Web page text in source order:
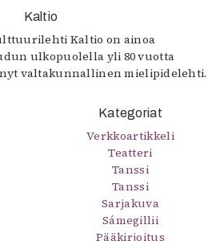
Kaltio
Kaltio on ainoa
ulkopuolella yli 80 vuotta
valtakunnallinen mielipidelehti.
Kategoriat
Verkkoartikkeli
Teatteri
Tanssi
Tanssi
Sarjakuva
Sámegillii
Pääkirjoitus